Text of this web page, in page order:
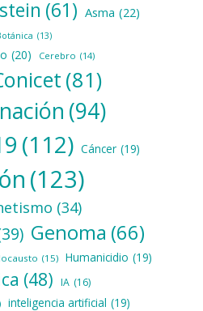
(61) Asma (22)
(13)
(20) Cerebro (14)
(81)
(94)
(112) Cáncer (19)
(123)
(34)
Genoma (66)
(15) Humanicidio (19)
(48) IA (16)
inteligencia artificial (19)